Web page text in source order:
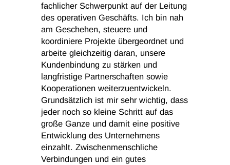
fachlicher Schwerpunkt auf der Leitung
des operativen Geschäfts. Ich bin nah
am Geschehen, steuere und
koordiniere Projekte übergeordnet und
arbeite gleichzeitig daran, unsere
Kundenbindung zu stärken und
langfristige Partnerschaften sowie
Kooperationen weiterzuentwickeln.
Grundsätzlich ist mir sehr wichtig, dass
jeder noch so kleine Schritt auf das
große Ganze und damit eine positive
Entwicklung des Unternehmens
einzahlt. Zwischenmenschliche
Verbindungen und ein gutes